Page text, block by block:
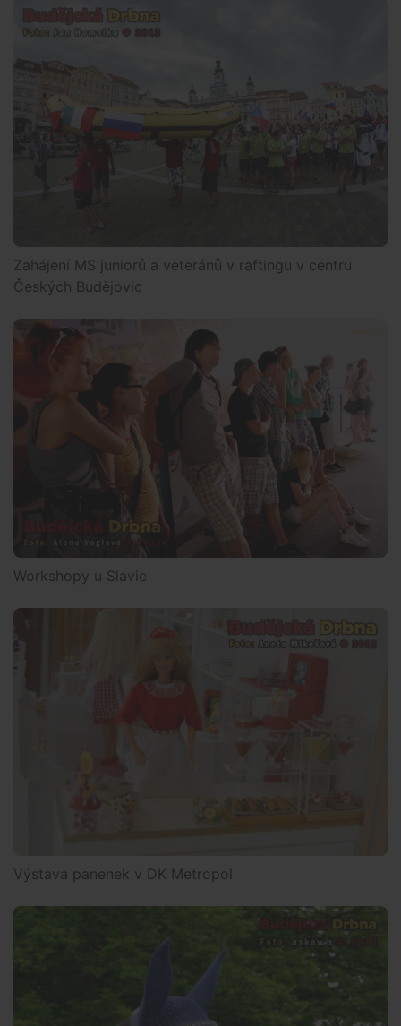
Zahájení MS juniorů a veteránů v raftingu v centru
Českých Budějovic
Workshopy u Slavie
Výstava panenek v DK Metropol